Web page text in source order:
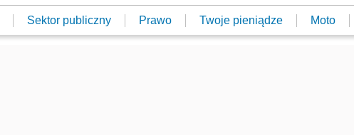
Sektor publiczny Prawo Twoje pieniądze Moto